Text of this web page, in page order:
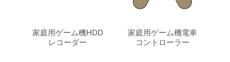
家庭用ゲーム機HDD
レコーダー
家庭用ゲーム機電車
コントローラー